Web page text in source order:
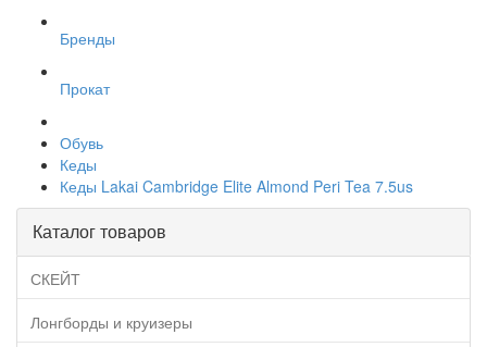
Бренды
Прокат
Обувь
Кеды
Кеды Lakai Cambridge Elite Almond Peri Tea 7.5us
Каталог товаров
СКЕЙТ
Лонгборды и круизеры